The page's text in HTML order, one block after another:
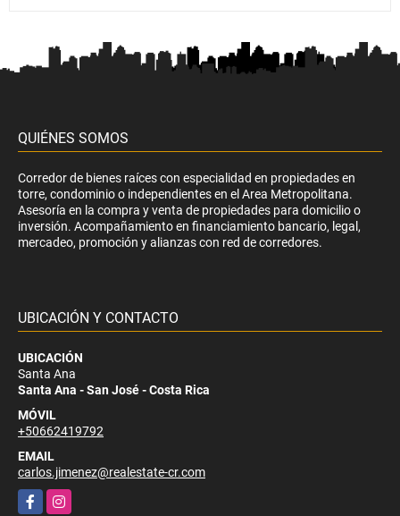
QUIÉNES SOMOS
Corredor de bienes raíces con especialidad en propiedades en
torre, condominio o independientes en el Area Metropolitana.
Asesoría en la compra y venta de propiedades para domicilio o
inversión. Acompañamiento en financiamiento bancario, legal,
mercadeo, promoción y alianzas con red de corredores.
UBICACIÓN Y CONTACTO
UBICACIÓN
Santa Ana
Santa Ana - San José - Costa Rica
MÓVIL
+50662419792
EMAIL
carlos.jimenez@realestate-cr.com
FacebookInstagram